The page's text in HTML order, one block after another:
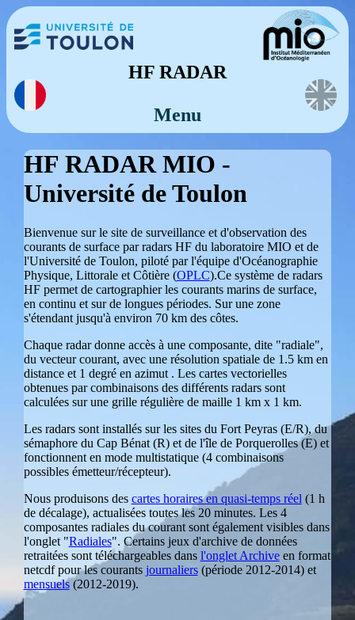
HF RADAR
Menu
HF RADAR MIO -
Université de Toulon
Bienvenue sur le site de surveillance et d'observation des
courants de surface par radars HF du laboratoire MIO et de
l'Université de Toulon, piloté par l'équipe d'Océanographie
Physique, Littorale et Côtière (OPLC).Ce système de radars
HF permet de cartographier les courants marins de surface,
en continu et sur de longues périodes. Sur une zone
s'étendant jusqu'à environ 70 km des côtes.
Chaque radar donne accès à une composante, dite "radiale",
du vecteur courant, avec une résolution spatiale de 1.5 km en
distance et 1 degré en azimut . Les cartes vectorielles
obtenues par combinaisons des différents radars sont
calculées sur une grille régulière de maille 1 km x 1 km.
Les radars sont installés sur les sites du Fort Peyras (E/R), du
sémaphore du Cap Bénat (R) et de l'île de Porquerolles (E) et
fonctionnent en mode multistatique (4 combinaisons
possibles émetteur/récepteur).
Nous produisons des cartes horaires en quasi-temps réel (1 h
de décalage), actualisées toutes les 20 minutes. Les 4
composantes radiales du courant sont également visibles dans
l'onglet "Radiales". Certains jeux d'archive de données
retraitées sont téléchargeables dans l'onglet Archiveen format
netcdf pour les courants journaliers(période 2012-2014) et
mensuels(2012-2019).